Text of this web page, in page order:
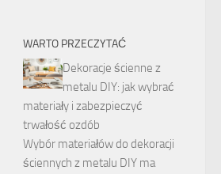
WARTO PRZECZYTAĆ
Dekoracje ścienne z
metalu DIY: jak wybrać
materiały i zabezpieczyć
trwałość ozdób
Wybór materiałów do dekoracji
ściennych z metalu DIY ma